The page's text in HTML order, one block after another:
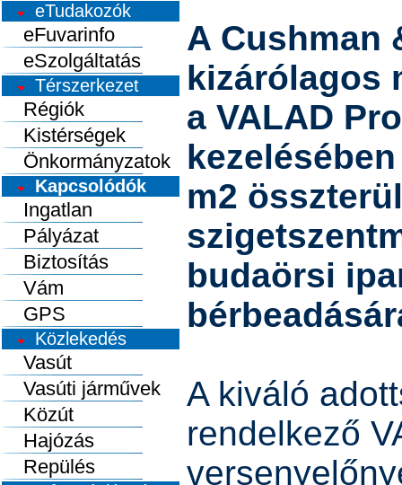
eTudakozók
eFuvarinfo
eSzolgáltatás
Térszerkezet
Régiók
Kistérségek
Önkormányzatok
Kapcsolódók
Ingatlan
Pályázat
Biztosítás
Vám
GPS
Közlekedés
Vasút
Vasúti járművek
Közút
Hajózás
Repülés
A Cushman
kizárólagos
a VALAD
m2
budaörsi
A kiváló
rendelkező